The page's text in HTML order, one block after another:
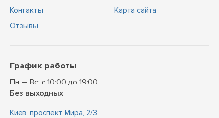
Контакты
Отзывы
Карта сайта
График работы
Пн — Вс: с 10:00 до 19:00
Без выходных
Киев, проспект Мира, 2/3